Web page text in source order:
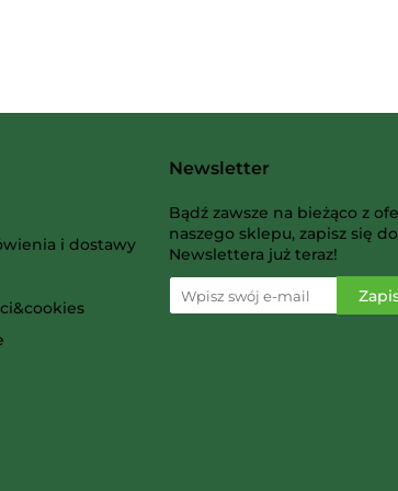
AMIGO Spiel
i dostawy
Newsletter
Bądź zawsze na bieżąco z
naszego sklepu, zapisz się do
Newslettera już teraz!